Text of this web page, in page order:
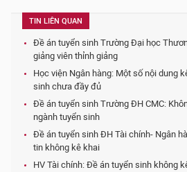
TIN LIÊN QUAN
Đề án tuyển sinh Trường Đại học
giảng viên thỉnh giảng
Học viện Ngân hàng: Một số nội dung
sinh chưa đầy đủ
Đề án tuyển sinh Trường ĐH CMC:
ngành tuyển sinh
Đề án tuyển sinh ĐH Tài chính- Ngân
tin không kê khai
HV Tài chính: Đề án tuyển sinh không